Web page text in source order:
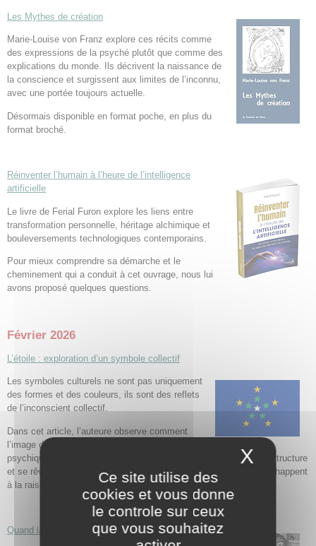
Les Mythes de création
Marie-Louise von Franz explore ces récits comme
des expressions de la psyché plutôt que comme des
explications du monde. Ils décrivent la naissance de
la conscience et surgissent aux limites de l’inconnu,
avec une portée toujours actuelle.
Désormais disponible en format poche, en plus du
format broché.
Réinventer l’humain à l’heure de l’intelligence
artificielle
Le livre de Ferial Furon explore les liens entre
transformation personnelle, héritage alchimique et
bouleversements technologiques contemporains.
Pour mieux comprendre sa démarche et le
cheminement qui a conduit à cet ouvrage, nous lui
avons proposé quelques questions.
Février 2026
L’étoile : exploration d’un symbole collectif
Les symboles culturels ne sont pas uniquement
des formes et des couleurs, ils sont des reflets
de l’inconscient collectif.
Dans cet article, l’auteure observe comment
l’image de l’étoile concentre des énergies
psychiques et révèle la manière dont une société se projette, se structure
et se rêve. L’étoile éclaire ainsi des dynamiques sociétales qui échappent
à la raison.
Claire Droin
Quand la technologie devient mythe
Ce site utilise des
cookies et vous donne
le controle sur ceux
que vous souhaitez
X